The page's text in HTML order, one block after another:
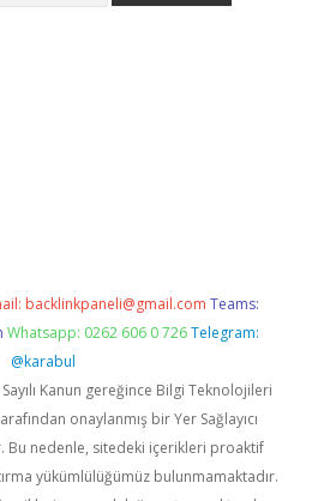
backlinkpaneli@gmail.com Teams:
Whatsapp: 0262 606 0 726 Telegram:
@karabul
Kanun gereğince Bilgi Teknolojileri
onaylanmış bir Yer Sağlayıcı
Bu nedenle, sitedeki içerikleri proaktif
yükümlülüğümüz bulunmamaktadır.